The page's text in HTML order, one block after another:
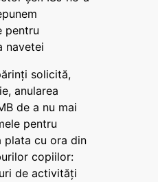
pentru
navetei
solicită,
anularea
de a nu mai
pentru
plata cu ora din
copiilor:
de activități